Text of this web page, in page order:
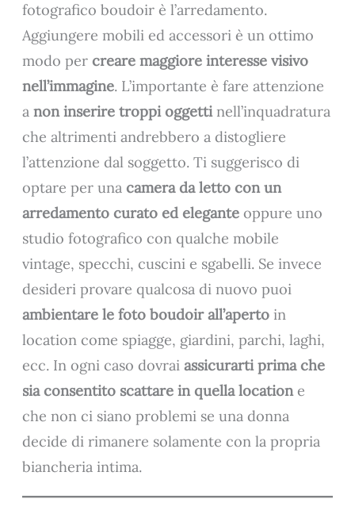
fotografico boudoir è l’arredamento.
Aggiungere mobili ed accessori è un ottimo
modo percreare maggiore interesse visivo
nell’immagine. L’importante è fare attenzione
anon inserire troppi oggettinell’inquadratura
che altrimenti andrebbero a distogliere
l’attenzione dal soggetto. Ti suggerisco di
optare per unacamera da letto con un
arredamento curato ed elegante oppure uno
studio fotografico con qualche mobile
vintage, specchi, cuscini e sgabelli. Se invece
desideri provare qualcosa di nuovo puoi
ambientare le foto boudoir all’aperto in
location come spiagge, giardini, parchi, laghi,
ecc. In ogni caso dovraiassicurarti prima che
sia consentito scattare in quella locatione
che non ci siano problemi se una donna
decide di rimanere solamente con la propria
biancheria intima.